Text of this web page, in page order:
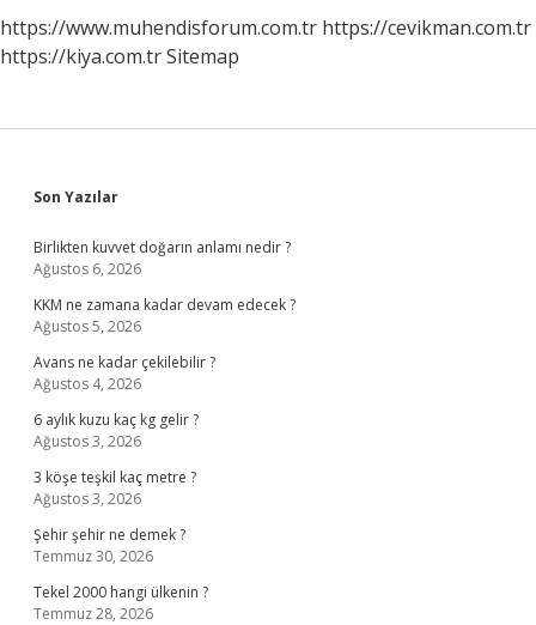
https://www.muhendisforum.com.tr https://cevikman.com.tr
https://kiya.com.trSitemap
Sidebar
Son Yazılar
Birlikten kuvvet doğarın anlamı nedir ?
Ağustos 6, 2026
KKM ne zamana kadar devam edecek ?
Ağustos 5, 2026
Avans ne kadar çekilebilir ?
Ağustos 4, 2026
6 aylık kuzu kaç kg gelir ?
Ağustos 3, 2026
3 köşe teşkil kaç metre ?
Ağustos 3, 2026
Şehir şehir ne demek ?
Temmuz 30, 2026
Tekel 2000 hangi ülkenin ?
Temmuz 28, 2026